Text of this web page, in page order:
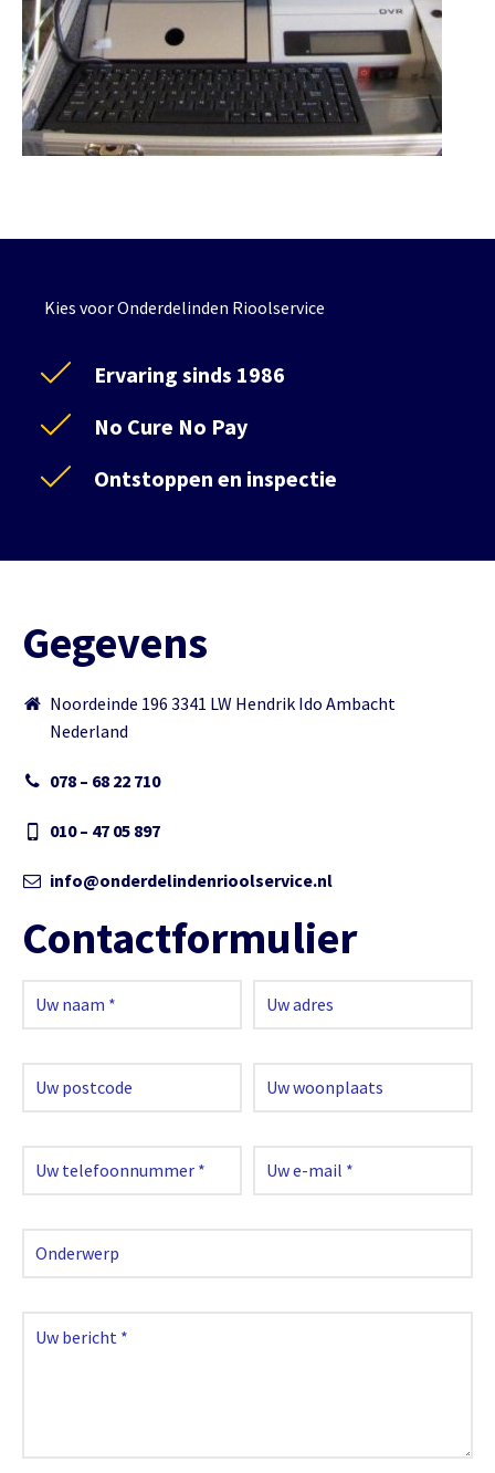
Kies voor Onderdelinden Rioolservice
Ervaring sinds 1986
No Cure No Pay
Ontstoppen en inspectie
Gegevens
Noordeinde 196 3341 LW Hendrik Ido Ambacht
Nederland
078 – 68 22 710
010 – 47 05 897
info@onderdelindenrioolservice.nl
Contactformulier